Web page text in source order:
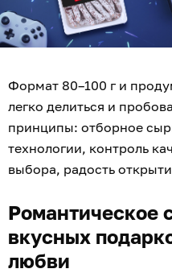
Формат 80–100 г и
легко делиться и
принципы: отборное
технологии, контроль
выбора, радость
Романтическое
вкусных
любви